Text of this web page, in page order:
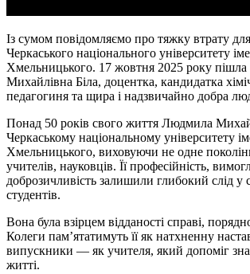
Із сумом повідомляємо про тяжку втрату
Черкаського національного університету
Хмельницького. 17 жовтня 2025 року
Михайлівна Біла, доцентка, кандидатка
педагогиня та щира і надзвичайно добра
Понад 50 років свого життя Людмила
Черкаському національному університету
Хмельницького, виховуючи не одне
учителів, науковців. Її професійність,
доброзичливість залишили глибокий слід у
студентів.
Вона була взірцем відданості справі,
Колеги пам’ятатимуть її як натхненну
випускники — як учителя, який допоміг
житті.